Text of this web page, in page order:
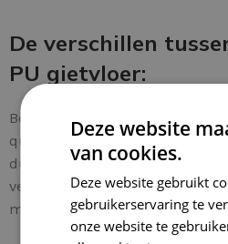
De verschillen
PU gietvloer:
Beide type gietvloeren zijn bij
qua uiterlijk hetzelfde. Voor
dus geen invloed. Hieronder
verschillen opgesomd om
maken welk type het best
Deze website
van cookies.
Deze website gebruikt
gebruikerservaring te
onze website te